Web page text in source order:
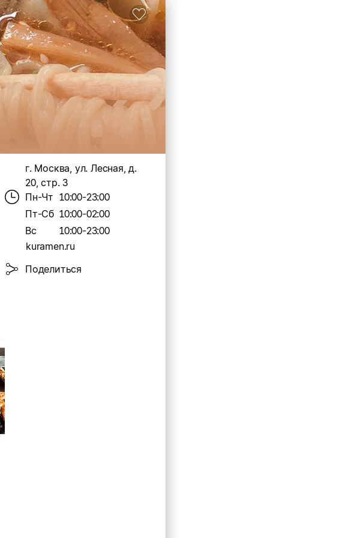
г. Москва, ул. Лесная, д.
20, стр. 3
Пн-Чт 10:00-23:00
Пт-Сб 10:00-02:00
Вс
10:00-23:00
kuramen.ru
Поделиться